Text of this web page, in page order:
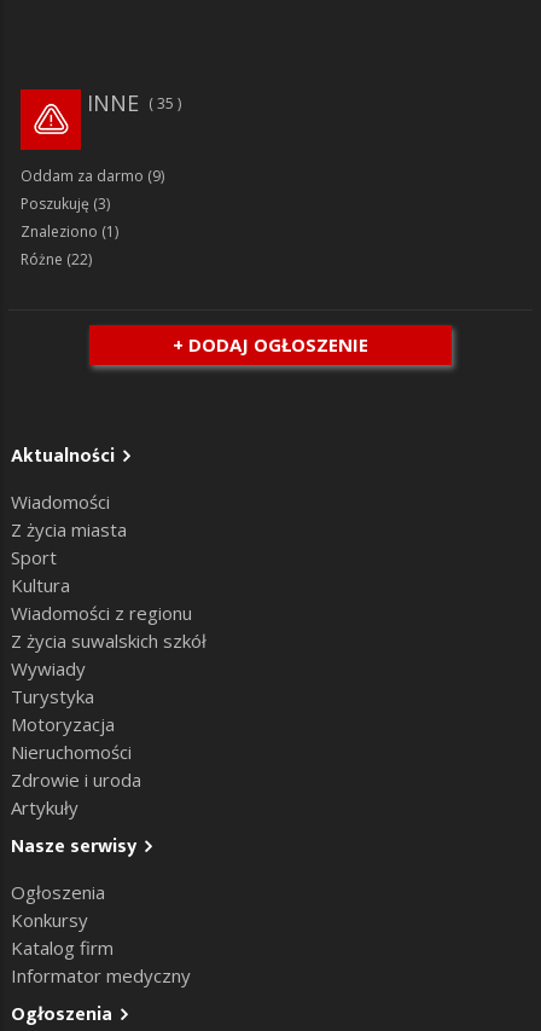
35
INNE
Oddam za darmo (9)
Poszukuję (3)
Znaleziono (1)
Różne (22)
+ DODAJ OGŁOSZENIE
Aktualności
Wiadomości
Z życia miasta
Sport
Kultura
Wiadomości z regionu
Z życia suwalskich szkół
Wywiady
Turystyka
Motoryzacja
Nieruchomości
Zdrowie i uroda
Artykuły
Nasze serwisy
Ogłoszenia
Konkursy
Katalog firm
Informator medyczny
Ogłoszenia